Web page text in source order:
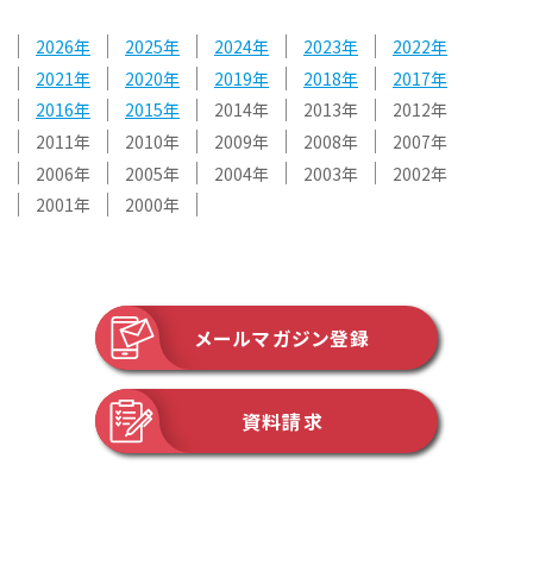
2026 2025 2024 2023
2022
2021
2020 2019 2018
2017
2016
2015 2014 2013
2012
2011
2010 2009 2008
2007
2006
2005 2004 2003
2002
2001
2000
メールマガジン登録
資料請求